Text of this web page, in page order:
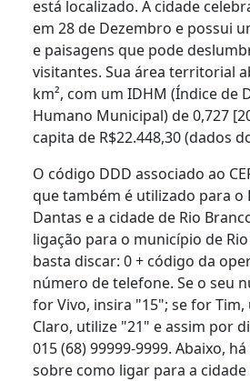
está localizado. A cidade
em 28 de Dezembro e possui
e paisagens que pode
visitantes. Sua área territorial
km², com um IDHM (Índice de
Humano Municipal) de 0,727
capita de R$22.448,30 (dados
O código DDD associado ao
que também é utilizado para o
Dantas e a cidade de Rio
ligação para o município de
basta discar: 0 + código da
número de telefone. Se o seu
for Vivo, insira "15"; se for
Claro, utilize "21" e assim por
015 (68) 99999-9999. Abaixo,
sobre como ligar para a cidade